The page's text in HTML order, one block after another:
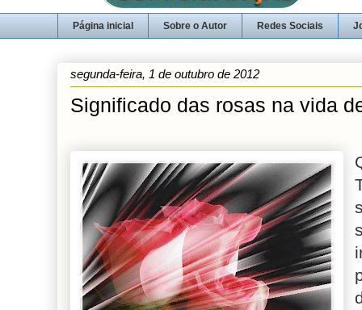
Página inicial Sobre o Autor Redes Sociais
segunda-feira, 1 de outubro de 2012
Significado das rosas na vida